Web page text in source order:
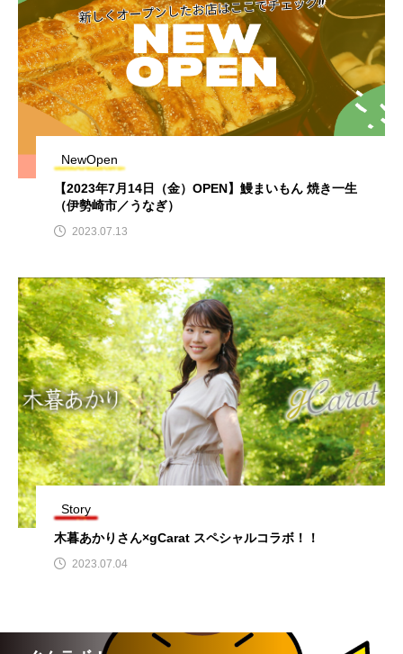
NewOpen
【2023年7月14日（金）OPEN】鰻まいもん 焼き一生
（伊勢崎市／うなぎ）
2023.07.13
Story
木暮あかりさん×gCarat スペシャルコラボ！！
2023.07.04